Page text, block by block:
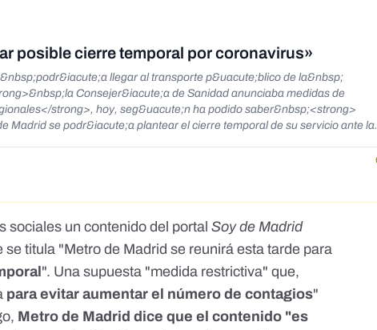
posible cierre temporal por coronavirus»
llegar al transporte p&uacute;blico de la&nbsp;
Consejer&iacute;a de Sanidad anunciaba medidas de
strong>, hoy, seg&uacute;n ha podido saber&nbsp;<strong>
se podr&iacute;a plantear el cierre temporal de su servicio ante la
sociales un contenido del portalSoy de Madrid
se titula "Metro de Madrid se reunirá esta tarde para
". Una supuesta "medida restrictiva" que,
para evitar aumentar el número de contagios"
Metro de Madrid dice que el contenido "es